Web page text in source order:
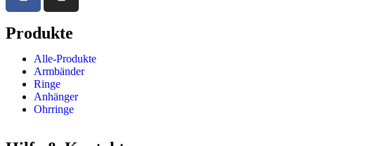
Produkte
Alle-Produkte
Armbänder
Ringe
Anhänger
Ohrringe